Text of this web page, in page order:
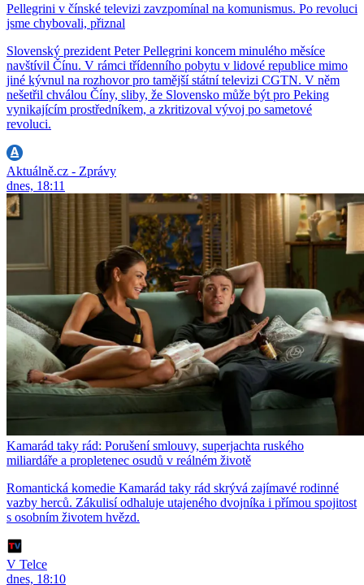
Pellegrini v čínské televizi zavzpomínal na komunismus. Po revoluci
jsme chybovali, přiznal
Slovenský prezident Peter Pellegrini koncem minulého měsíce
navštívil Čínu. V rámci třídenního pobytu v lidové republice mimo
jiné kývnul na rozhovor pro tamější státní televizi CGTN. V něm
nešetřil chválou Číny, sliby, že Slovensko může být pro Peking
vynikajícím prostředníkem, a zkritizoval vývoj po sametové
revoluci.
Aktuálně.cz - Zprávy
dnes, 18:11
Kamarád taky rád: Porušení smlouvy, superjachta ruského
miliardáře a propletenec osudů v reálném životě
Romantická komedie Kamarád taky rád skrývá zajímavé rodinné
vazby herců. Zákulisí odhaluje utajeného dvojníka i přímou spojitost
s osobním životem hvězd.
V Telce
dnes, 18:10